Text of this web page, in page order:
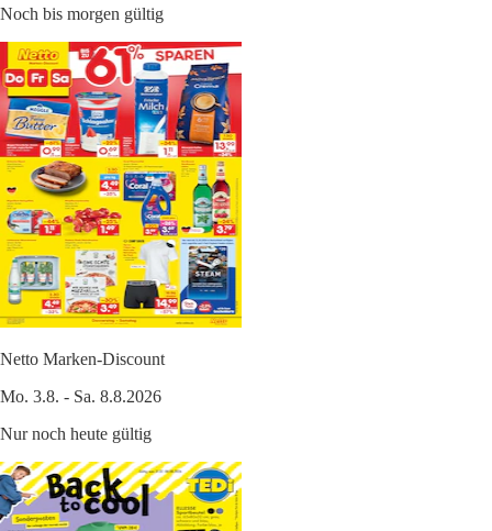
Noch bis morgen gültig
Netto Marken-Discount
Mo. 3.8. - Sa. 8.8.2026
Nur noch heute gültig